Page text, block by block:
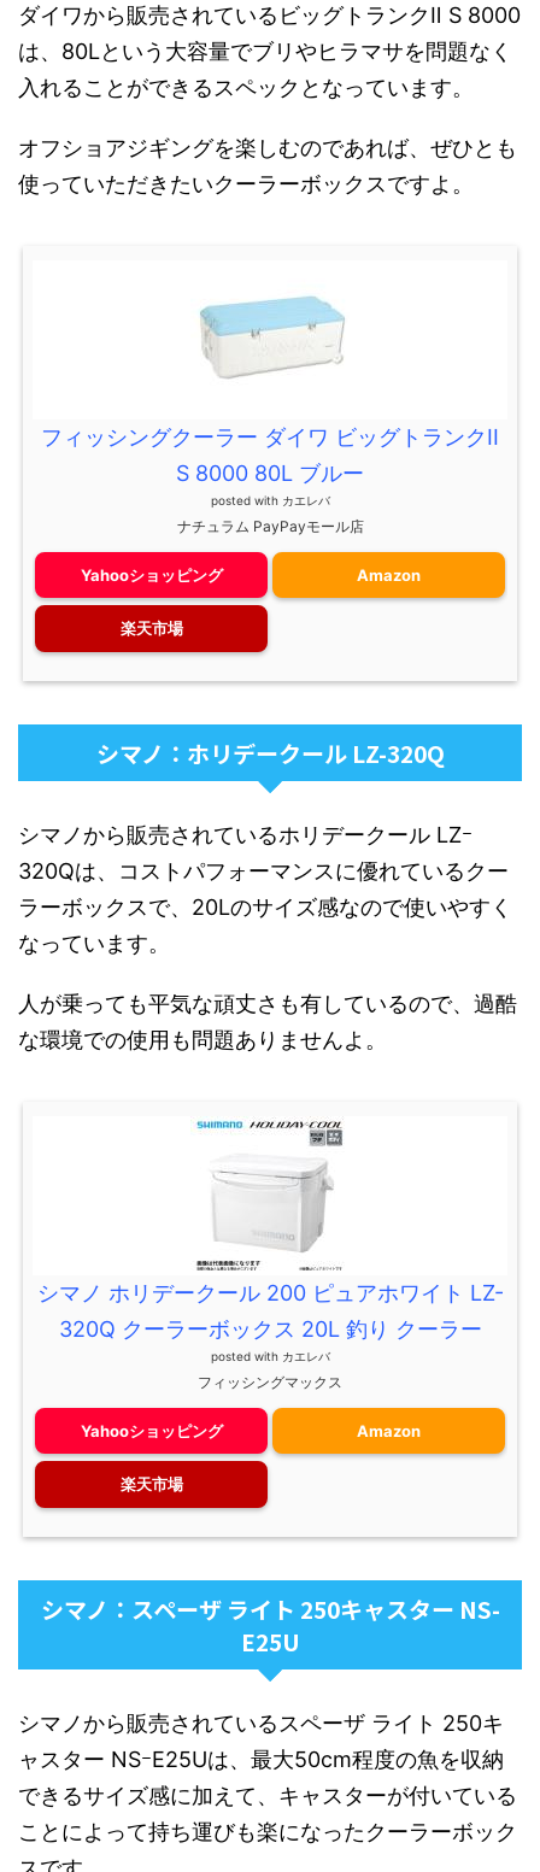
ダイワから販売されているビッグトランクⅡ S 8000
は、80Lという大容量でブリやヒラマサを問題なく
入れることができるスペックとなっています。
オフショアジギングを楽しむのであれば、ぜひとも
使っていただきたいクーラーボックスですよ。
フィッシングクーラー ダイワ ビッグトランクII
S 8000 80L ブルー
posted with カエレバ
ナチュラム PayPayモール店
Yahooショッピング Amazon
楽天市場
シマノ：ホリデークール LZ-320Q
シマノから販売されているホリデークール LZｰ
320Qは、コストパフォーマンスに優れているクー
ラーボックスで、20Lのサイズ感なので使いやすく
なっています。
人が乗っても平気な頑丈さも有しているので、過酷
な環境での使用も問題ありませんよ。
シマノ ホリデークール 200 ピュアホワイト LZ-
320Q クーラーボックス 20L 釣り クーラー
posted with カエレバ
フィッシングマックス
Yahooショッピング Amazon
楽天市場
シマノ：スペーザ ライト 250キャスター NS-
E25U
シマノから販売されているスペーザ ライト 250キ
ャスター NSｰE25Uは、最大50cm程度の魚を収納
できるサイズ感に加えて、キャスターが付いている
ことによって持ち運びも楽になったクーラーボック